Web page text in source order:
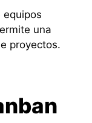
equipos
una
proyectos.